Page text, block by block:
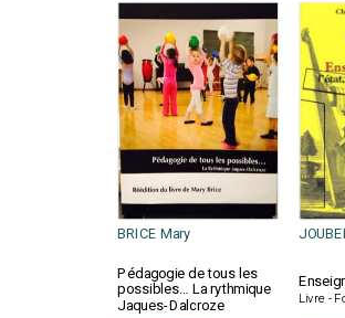
BRICE Mary
Pédagogie de tous les
possibles… La rythmique
Jaques-Dalcroze Livre -